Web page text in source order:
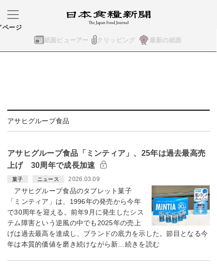
紙面ビューアー クリッピング 最新の紙面
ページ
アサヒグループ食品
アサヒグループ食品「ミンティア」、25年は過去最高売
上げ 30周年で成長加速
菓子 ニュース 2026.03.09
アサヒグループ食品のタブレット菓子
「ミンティア」は、1996年の発売から今年
で30周年を迎える。前年9月に発生したシス
テム障害という逆風の中でも2025年の売上
げは過去最高を達成し、ブランドの底力を示した。節目となる今
年は本質的価値を磨き続けながら新…続きを読む